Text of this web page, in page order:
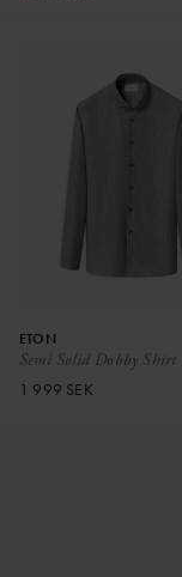
Semi Solid Dobby Shirt
ETON
1 999 SEK